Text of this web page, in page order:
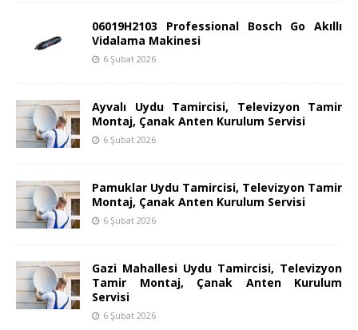
06019H2103 Professional Bosch Go Akıllı
Vidalama Makinesi
6 Şubat 2026
Ayvalı Uydu Tamircisi, Televizyon Tamir
Montaj, Çanak Anten Kurulum Servisi
6 Şubat 2026
Pamuklar Uydu Tamircisi, Televizyon Tamir
Montaj, Çanak Anten Kurulum Servisi
6 Şubat 2026
Gazi Mahallesi Uydu Tamircisi, Televizyon
Tamir Montaj, Çanak Anten Kurulum
Servisi
6 Şubat 2026